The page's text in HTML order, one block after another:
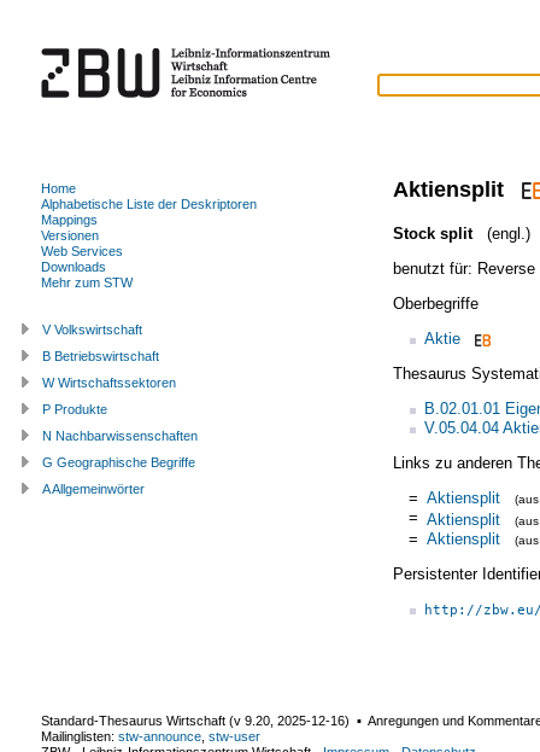
Aktiensplit
Stock split
(engl.)
benutzt für: Reverse
Oberbegriffe
Aktie
Thesaurus
B.02.01.01
V.05.04.04
Links zu anderen
= Aktiensplit
= Aktiensplit
= Aktiensplit
Persistenter
http://
Home
Alphabetische Liste der Deskriptoren
Mappings
Versionen
Web Services
Downloads
Mehr zum STW
V Volkswirtschaft
B Betriebswirtschaft
W Wirtschaftssektoren
P Produkte
N Nachbarwissenschaften
G Geographische Begriffe
A Allgemeinwörter
Standard-Thesaurus Wirtschaft (v 9.20 2025-12-16) ▪ Anregungen und
Mailinglisten: stw-announce stw-user